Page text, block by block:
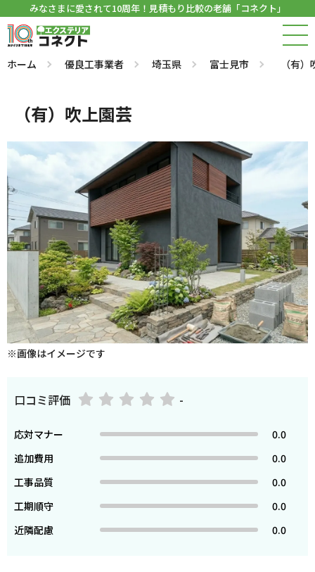
みなさまに愛されて10周年！見積もり比較の老舗「コネクト」
ホーム 優良工事業者 埼玉県 富士見市 （有
（有）吹上園芸
※画像はイメージです
口コミ評価 -
応対マナー
0.0
追加費用
0.0
工事品質
0.0
工期順守
0.0
近隣配慮
0.0